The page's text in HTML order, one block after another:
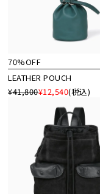
70%OFF
LEATHER POUCH
¥41,800¥12,540(税込)